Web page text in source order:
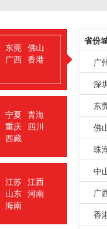
东莞 佛山
广西 香港
宁夏 青海
重庆 四川
西藏
江苏 江西
山东 河南
海南
省份
广
深
东
佛
珠
中
广
香